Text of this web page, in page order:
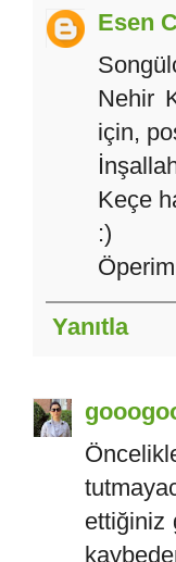
Esen
Nehir
için,
Keçe
:)
Yanıtla
ettiğiniz